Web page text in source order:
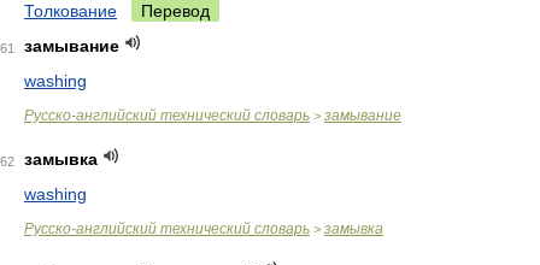
Толкование Перевод
61
замывание
washing
Русско-английский технический словарь > замывание
62
замывка
washing
Русско-английский технический словарь > замывка